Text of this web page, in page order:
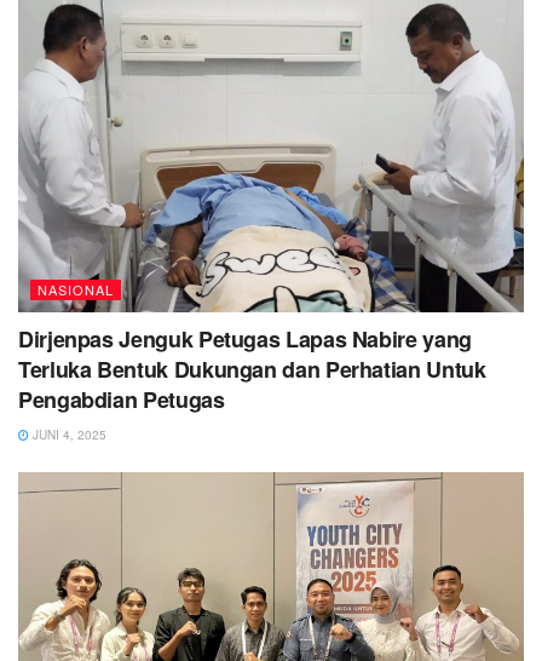
NASIONAL
Dirjenpas Jenguk Petugas Lapas Nabire yang
Terluka Bentuk Dukungan dan Perhatian Untuk
Pengabdian Petugas
JUNI 4, 2025